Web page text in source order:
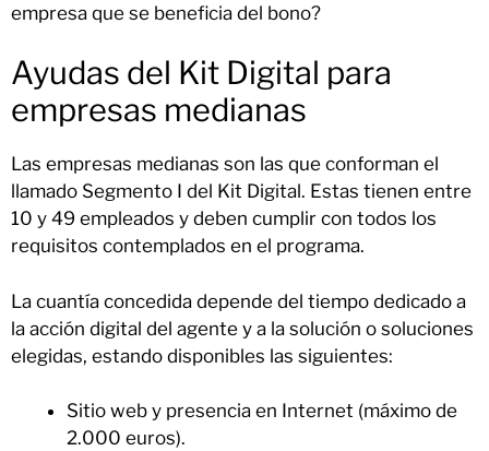
empresa que se beneficia del bono?
Ayudas del Kit Digital para
empresas medianas
Las empresas medianas son las que conforman el
llamado Segmento I del Kit Digital. Estas tienen entre
10 y 49 empleados y deben cumplir con todos los
requisitos contemplados en el programa.
La cuantía concedida depende del tiempo dedicado a
la acción digital del agente y a la solución o soluciones
elegidas, estando disponibles las siguientes:
Sitio web y presencia en Internet (máximo de
2.000 euros).